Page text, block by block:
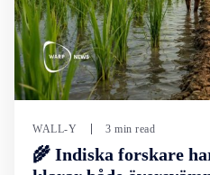
WALL-Y 3 min read
🌾 Indiska forskare